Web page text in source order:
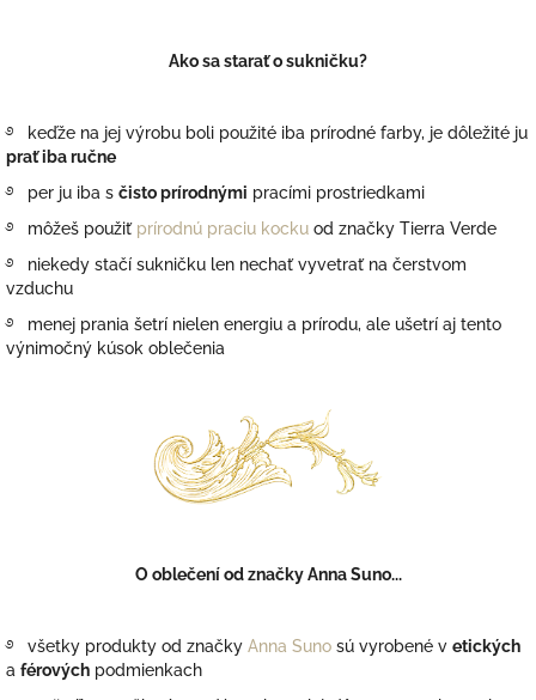
Ako sa starať o sukničku?
࿔ keďže na jej výrobu boli použité iba prírodné farby, je dôležité ju
prať iba ručne
࿔ per ju iba s čisto prírodnými pracími prostriedkami
࿔ môžeš použiť prírodnú praciu kocku od značky Tierra Verde
࿔ niekedy stačí sukničku len nechať vyvetrať na čerstvom
vzduchu
࿔ menej prania šetrí nielen energiu a prírodu, ale ušetrí aj tento
výnimočný kúsok oblečenia
O oblečení od značky Anna Suno...
࿔ všetky produkty od značky Anna Suno sú vyrobené v etických
a férových podmienkach